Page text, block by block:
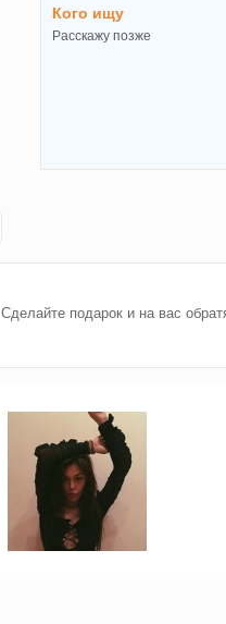
Кого ищу
Расскажу позже
Сделайте подарок и на вас